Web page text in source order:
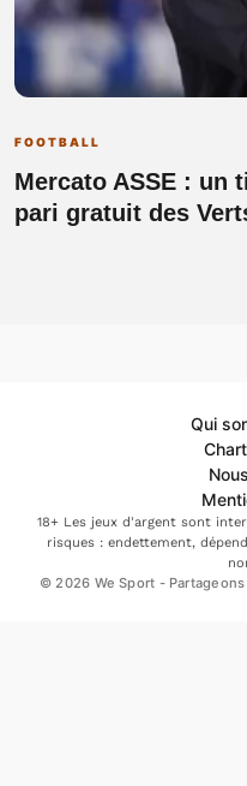
FOOTBALL
Mercato ASSE : un
pari gratuit des
Qui
18+ Les jeux d'argent sont
risques : endettement,
© 2026 We Sport -